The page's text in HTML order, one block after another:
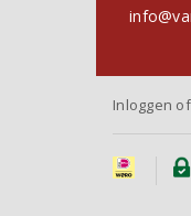
Inloggen